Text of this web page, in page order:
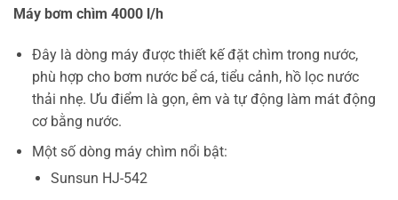
Máy bơm chìm 4000 l/h
Đây là dòng máy được thiết kế đặt chìm trong nước,
phù hợp cho bơm nước bể cá, tiểu cảnh, hồ lọc nước
thải nhẹ. Ưu điểm là gọn, êm và tự động làm mát động
cơ bằng nước.
Một số dòng máy chìm nổi bật:
Sunsun HJ-542